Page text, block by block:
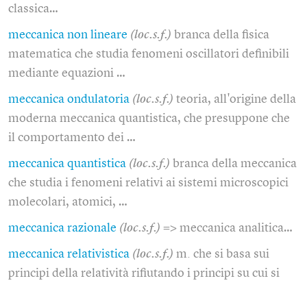
classica…
meccanica non lineare (loc.s.f.) branca della fisica
matematica che studia fenomeni oscillatori definibili
mediante equazioni …
meccanica ondulatoria (loc.s.f.) teoria, all'origine della
moderna meccanica quantistica, che presuppone che
il comportamento dei …
meccanica quantistica (loc.s.f.) branca della meccanica
che studia i fenomeni relativi ai sistemi microscopici
molecolari, atomici, …
meccanica razionale (loc.s.f.) => meccanica analitica…
meccanica relativistica (loc.s.f.) m. che si basa sui
principi della relatività rifiutando i principi su cui si